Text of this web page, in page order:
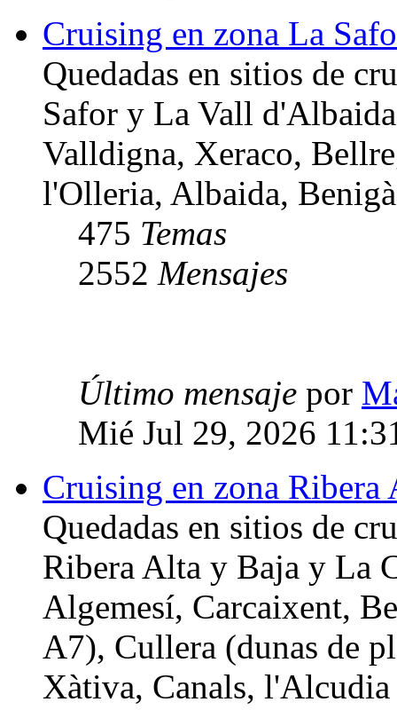
Cruising en zona La
Quedadas en sitios de
Safor y La Vall
Valldigna, Xeraco,
l'Olleria, Albaida,
475 Temas
2552 Mensajes
Último mensaje por
Mié Jul 29, 2026
Cruising en zona Ribera
Quedadas en sitios de
Ribera Alta y Baja y La
Algemesí, Carcaixent,
A7), Cullera (dunas de
Xàtiva, Canals,